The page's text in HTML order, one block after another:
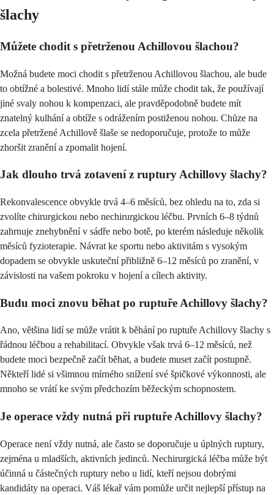
šlachy
Můžete chodit s přetrženou Achillovou šlachou?
Možná budete moci chodit s přetrženou Achillovou šlachou, ale bude
to obtížné a bolestivé. Mnoho lidí stále může chodit tak, že používají
jiné svaly nohou k kompenzaci, ale pravděpodobně budete mít
znatelný kulhání a obtíže s odrážením postiženou nohou. Chůze na
zcela přetržené Achillově šlaše se nedoporučuje, protože to může
zhoršit zranění a zpomalit hojení.
Jak dlouho trvá zotavení z ruptury Achillovy šlachy?
Rekonvalescence obvykle trvá 4–6 měsíců, bez ohledu na to, zda si
zvolíte chirurgickou nebo nechirurgickou léčbu. Prvních 6–8 týdnů
zahrnuje znehybnění v sádře nebo botě, po kterém následuje několik
měsíců fyzioterapie. Návrat ke sportu nebo aktivitám s vysokým
dopadem se obvykle uskuteční přibližně 6–12 měsíců po zranění, v
závislosti na vašem pokroku v hojení a cílech aktivity.
Budu moci znovu běhat po ruptuře Achillovy šlachy?
Ano, většina lidí se může vrátit k běhání po ruptuře Achillovy šlachy s
řádnou léčbou a rehabilitací. Obvykle však trvá 6–12 měsíců, než
budete moci bezpečně začít běhat, a budete muset začít postupně.
Někteří lidé si všimnou mírného snížení své špičkové výkonnosti, ale
mnoho se vrátí ke svým předchozím běžeckým schopnostem.
Je operace vždy nutná při ruptuře Achillovy šlachy?
Operace není vždy nutná, ale často se doporučuje u úplných ruptury,
zejména u mladších, aktivních jedinců. Nechirurgická léčba může být
účinná u částečných ruptury nebo u lidí, kteří nejsou dobrými
kandidáty na operaci. Váš lékař vám pomůže určit nejlepší přístup na